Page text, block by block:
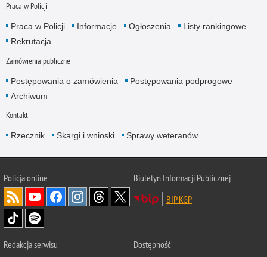
Praca w Policji
Praca w Policji Informacje Ogłoszenia
Listy rankingowe
Rekrutacja
Zamówienia publiczne
Postępowania o zamówienia
Postępowania podprogowe
Archiwum
Kontakt
Rzecznik Skargi i wnioski Sprawy weteranów
Policjaonline
Biuletyn Informacji Publicznej
BIP KGP
Redakcja serwisu Dostępność